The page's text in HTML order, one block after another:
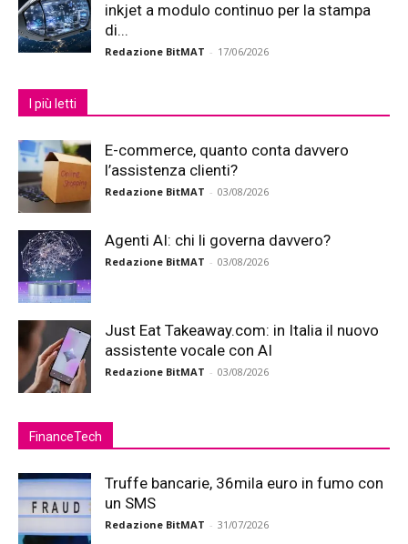
inkjet a modulo continuo per la stampa
di...
Redazione BitMAT - 17/06/2026
I più letti
E-commerce, quanto conta davvero
l’assistenza clienti?
Redazione BitMAT - 03/08/2026
Agenti AI: chi li governa davvero?
Redazione BitMAT - 03/08/2026
Just Eat Takeaway.com: in Italia il nuovo
assistente vocale con AI
Redazione BitMAT - 03/08/2026
FinanceTech
Truffe bancarie, 36mila euro in fumo con
un SMS
Redazione BitMAT - 31/07/2026